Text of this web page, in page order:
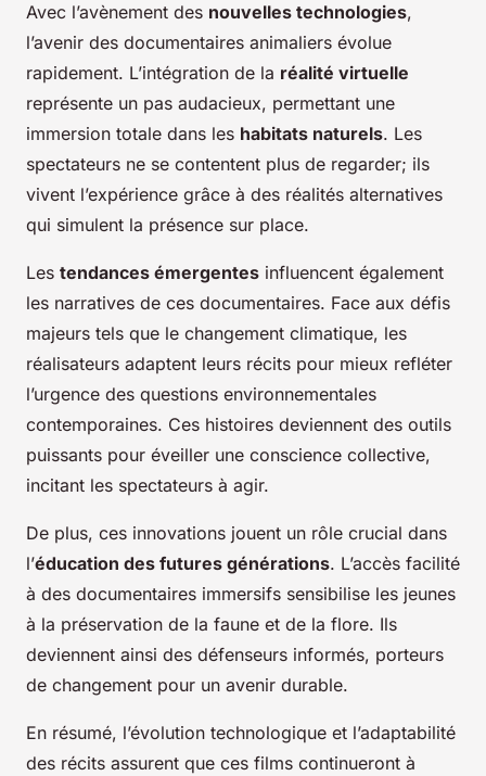
Avec l’avènement des nouvelles technologies,
l’avenir des documentaires animaliers évolue
rapidement. L’intégration de la réalité virtuelle
représente un pas audacieux, permettant une
immersion totale dans les habitats naturels. Les
spectateurs ne se contentent plus de regarder; ils
vivent l’expérience grâce à des réalités alternatives
qui simulent la présence sur place.
Les tendances émergentes influencent également
les narratives de ces documentaires. Face aux défis
majeurs tels que le changement climatique, les
réalisateurs adaptent leurs récits pour mieux refléter
l’urgence des questions environnementales
contemporaines. Ces histoires deviennent des outils
puissants pour éveiller une conscience collective,
incitant les spectateurs à agir.
De plus, ces innovations jouent un rôle crucial dans
l’éducation des futures générations. L’accès facilité
à des documentaires immersifs sensibilise les jeunes
à la préservation de la faune et de la flore. Ils
deviennent ainsi des défenseurs informés, porteurs
de changement pour un avenir durable.
En résumé, l’évolution technologique et l’adaptabilité
des récits assurent que ces films continueront à